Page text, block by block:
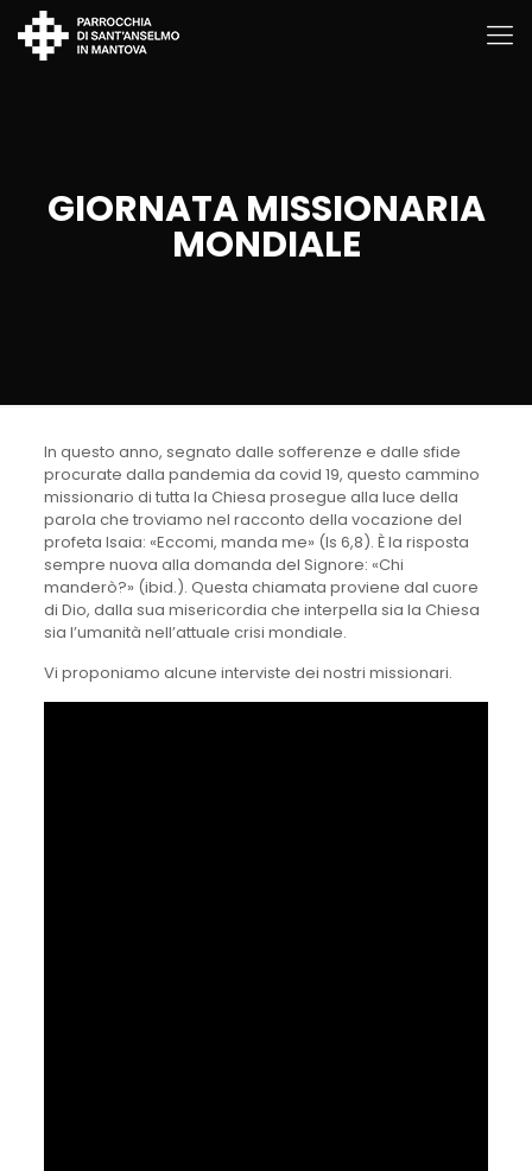
GIORNATA MISSIONARIA
MONDIALE
In questo anno, segnato dalle sofferenze e dalle sfide
procurate dalla pandemia da covid 19, questo cammino
missionario di tutta la Chiesa prosegue alla luce della
parola che troviamo nel racconto della vocazione del
profeta Isaia: «Eccomi, manda me» (Is 6,8). È la risposta
sempre nuova alla domanda del Signore: «Chi
manderò?» (ibid.). Questa chiamata proviene dal cuore
di Dio, dalla sua misericordia che interpella sia la Chiesa
sia l’umanità nell’attuale crisi mondiale.
Vi proponiamo alcune interviste dei nostri missionari.